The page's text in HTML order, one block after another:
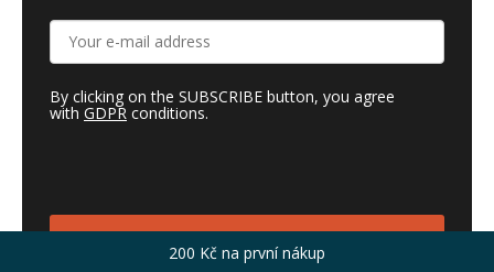
By clicking on the SUBSCRIBE button, you agree
with GDPR conditions.
SUBSCRIBE